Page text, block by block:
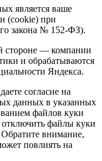
является ваше
(cookie) при
закона № 152-ФЗ).
стороне — компании
и обрабатываются
Яндекса.
согласие на
данных в указанных
файлов куки
файлы куки
Обратите внимание,
повлиять на